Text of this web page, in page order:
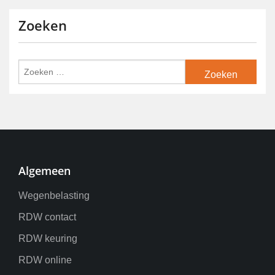
Zoeken
Algemeen
Wegenbelasting
RDW contact
RDW keuring
RDW online